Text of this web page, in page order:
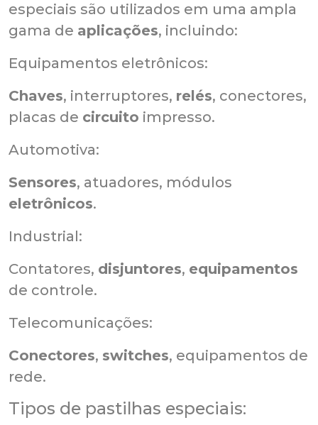
especiais são utilizados em uma ampla
gama de aplicações, incluindo:
Equipamentos eletrônicos:
Chaves, interruptores, relés, conectores,
placas de circuito impresso.
Automotiva:
Sensores, atuadores, módulos
eletrônicos.
Industrial:
Contatores, disjuntores, equipamentos
de controle.
Telecomunicações:
Conectores, switches, equipamentos de
rede.
Tipos de pastilhas especiais: